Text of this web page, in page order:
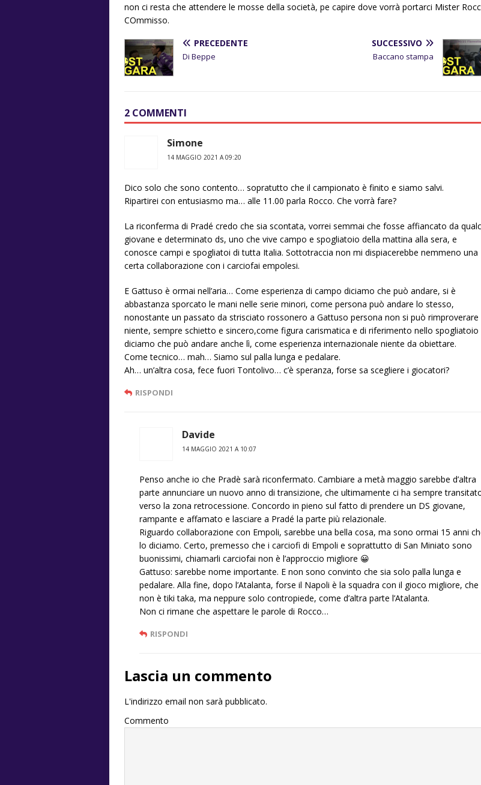
non ci resta che attendere le mosse della società, pe capire dove vorrà portarci Mister
COmmisso.
PRECEDENTE
Di Beppe
SUCCESSIVO
Baccano stampa
2 COMMENTI
Simone
14 MAGGIO 2021 A 09:20
Dico solo che sono contento… sopratutto che il campionato è finito e siamo salvi.
Ripartirei con entusiasmo ma… alle 11.00 parla Rocco. Che vorrà fare?
La riconferma di Pradé credo che sia scontata, vorrei semmai che fosse affiancato da
giovane e determinato ds, uno che vive campo e spogliatoio della mattina alla sera, e
conosce campi e spogliatoi di tutta Italia. Sottotraccia non mi dispiacerebbe nemmeno una
certa collaborazione con i carciofai empolesi.
E Gattuso è ormai nell’aria… Come esperienza di campo diciamo che può andare, si è
abbastanza sporcato le mani nelle serie minori, come persona può andare lo stesso,
nonostante un passato da strisciato rossonero a Gattuso persona non si può rimproverare
niente, sempre schietto e sincero,come figura carismatica e di riferimento nello spogliatoio
diciamo che può andare anche lì, come esperienza internazionale niente da obiettare.
Come tecnico… mah… Siamo sul palla lunga e pedalare.
Ah… un’altra cosa, fece fuori Tontolivo… c’è speranza, forse sa scegliere i giocatori?
RISPONDI
Davide
14 MAGGIO 2021 A 10:07
Penso anche io che Pradè sarà riconfermato. Cambiare a metà maggio sarebbe d’altra
parte annunciare un nuovo anno di transizione, che ultimamente ci ha sempre
verso la zona retrocessione. Concordo in pieno sul fatto di prendere un DS giovane,
rampante e affamato e lasciare a Pradé la parte più relazionale.
Riguardo collaborazione con Empoli, sarebbe una bella cosa, ma sono ormai 15 anni
lo diciamo. Certo, premesso che i carciofi di Empoli e soprattutto di San Miniato sono
buonissimi, chiamarli carciofai non è l’approccio migliore 😀
Gattuso: sarebbe nome importante. E non sono convinto che sia solo palla lunga e
pedalare. Alla fine, dopo l’Atalanta, forse il Napoli è la squadra con il gioco migliore, che
non è tiki taka, ma neppure solo contropiede, come d’altra parte l’Atalanta.
Non ci rimane che aspettare le parole di Rocco…
RISPONDI
Lascia un commento
L'indirizzo email non sarà pubblicato.
Commento